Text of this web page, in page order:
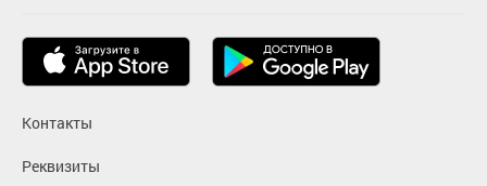
Контакты
Реквизиты